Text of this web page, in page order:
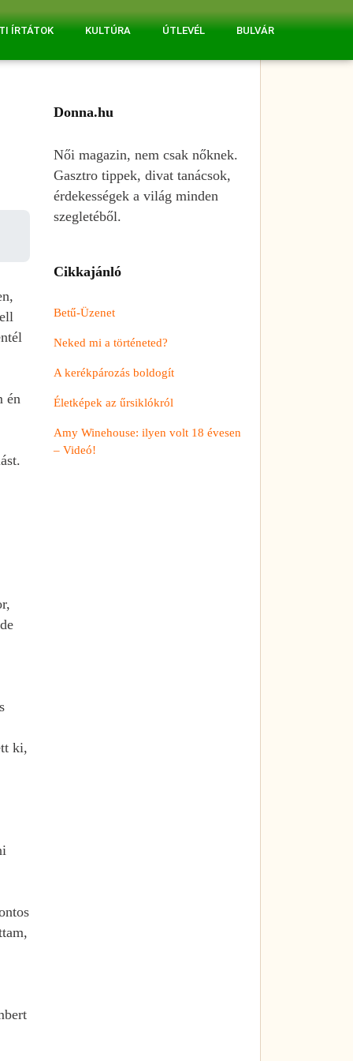
TI ÍRTÁTOK KULTÚRA ÚTLEVÉL BULVÁR
én
ki,
Donna.hu
Női magazin, nem csak nőknek.
Gasztro tippek, divat tanácsok,
érdekességek a világ minden
szegletéből.
Cikkajánló
Betű-Üzenet
Neked mi a történeted?
A kerékpározás boldogít
Életképek az űrsiklókról
Amy Winehouse: ilyen volt 18 évesen
– Videó!